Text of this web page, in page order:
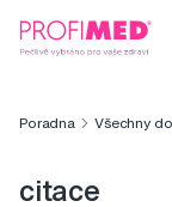
Poradna Všechny
citace